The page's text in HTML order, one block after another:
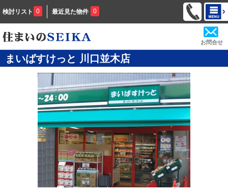
検討リスト 0 最近見た物件 0
お問合せ
まいばすけっと 川口並木店